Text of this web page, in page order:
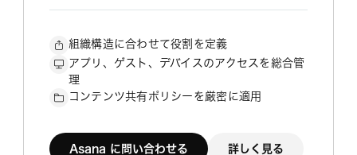
組織構造に合わせて役割を定義
アプリ、ゲスト、デバイスのアクセスを総合管
理
コンテンツ共有ポリシーを厳密に適用
Asana に問い合わせる 詳しく見る